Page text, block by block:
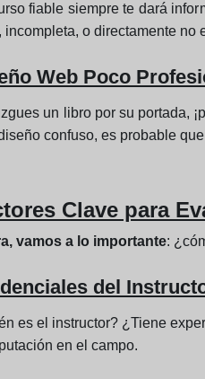
fiable siempre te dará
incompleta, o directamente no
Web Poco
un libro por su portada,
confuso, es probable
Clave para
vamos a lo importante:
del
es el instructor? ¿Tiene
en el campo.